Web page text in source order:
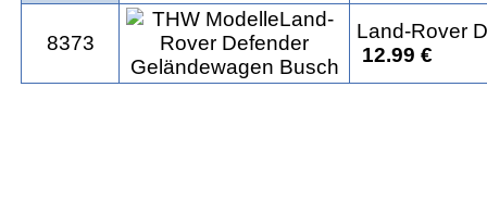
8373
Land-Rover
12.99 €